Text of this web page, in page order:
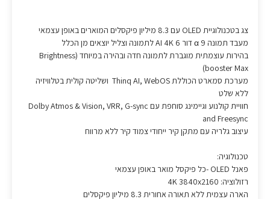
צג בטכנולוגיית OLED עם 8.3 מיליון פיקסלים המוארים באופן עצמאי
מעבד תמונה 9 α דור 6 AI 4K לתמונה וצליל יוצאים מן הכלל
בהירות עוצמתית מוגברת לתמונה חדה ובהירה במיוחד (Brightness
booster Max)
מערכת סמארט הכוללת Thinq AI, WebOS ושליטה קולית בטלוויזיה
ללא שלט
חוויית קולנוע וגיימינג סוחפת עם Dolby Atmos & Vision, VRR, G-sync
and Freesync
עיצוב גלריה עם מתקן קיר ייחודי צמוד קיר ללא מרווח
טכנולוגיה:
פאנל OLED -כל פיקסל מואר באופן עצמאי
רזולוציה: 4K 3840x2160
הארה עצמית ללא תאורה אחורית 8.3 מיליון פיקסלים